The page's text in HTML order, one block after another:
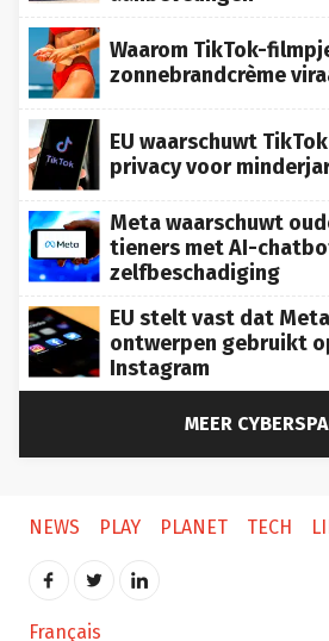
Waarom TikTok-
zonnebrandcrème
EU waarschuwt
privacy voor
Meta waarschuwt
tieners met AI-
zelfbeschadiging
EU stelt vast dat
ontwerpen gebruikt
Instagram
MEER
NEWS PLAY PLANET TECH
Français